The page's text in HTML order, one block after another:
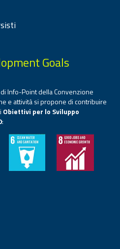
Goals
Info-Point della Convenzione
e attività si propone di contribuire
Obiettivi per lo Sviluppo
: